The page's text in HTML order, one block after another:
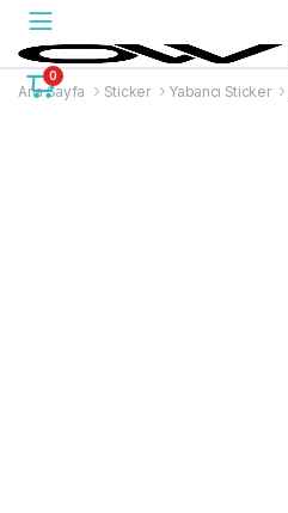
0
Ana Sayfa Sticker Yabancı Sticker